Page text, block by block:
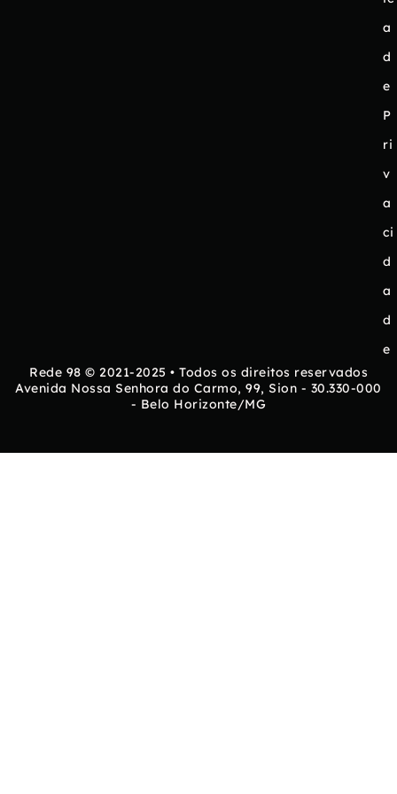
a
d
e
P
ri
v
a
ci
d
a
d
e
Rede 98 © 2021-2025 • Todos os direitos reservados
Avenida Nossa Senhora do Carmo, 99, Sion - 30.330-000
- Belo Horizonte/MG